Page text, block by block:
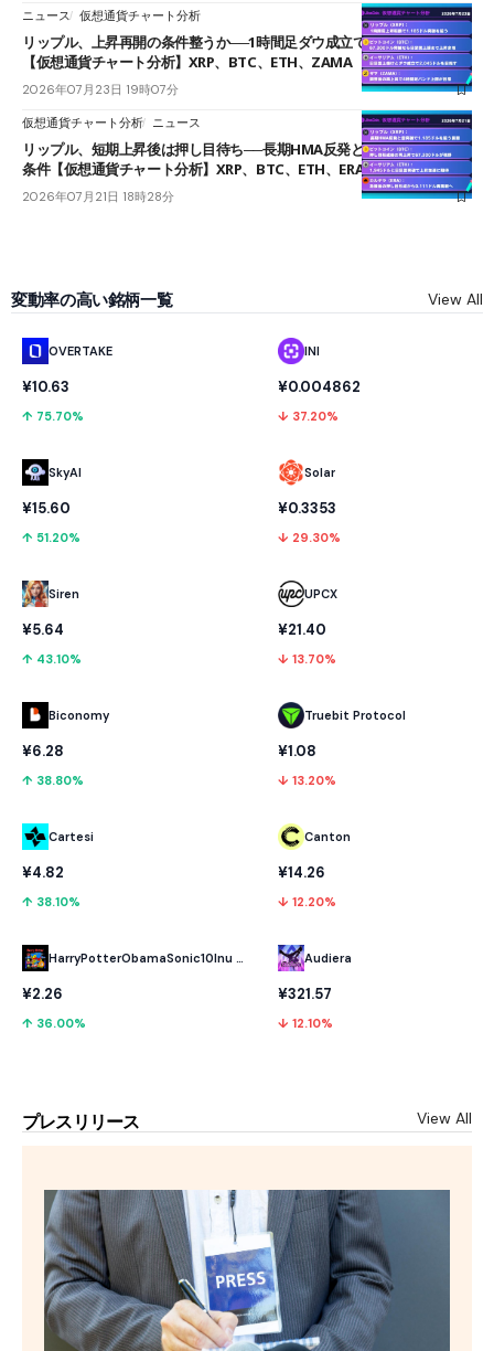
ニュース 仮想通貨チャート分析
リップル、上昇再開の条件整うか──1時間足ダウ成立で1.185ドルを狙う
【仮想通貨チャート分析】XRP、BTC、ETH、ZAMA
2026年07月23日 19時07分
仮想通貨チャート分析 ニュース
リップル、短期上昇後は押し目待ち──長期HMA反発と雲上抜けが買い
条件【仮想通貨チャート分析】XRP、BTC、ETH、ERA
2026年07月21日 18時28分
変動率の高い銘柄一覧 View All
OVERTAKE
¥10.63
↑ 75.70%
SkyAI
¥15.60
↑ 51.20%
Siren
¥5.64
↑ 43.10%
Biconomy
¥6.28
↑ 38.80%
Cartesi
¥4.82
↑ 38.10%
HarryPotterObamaSonic10Inu (ETH)
¥2.26
↑ 36.00%
INI
¥0.004862
↓ 37.20%
Solar
¥0.3353
↓ 29.30%
UPCX
¥21.40
↓ 13.70%
Truebit Protocol
¥1.08
↓ 13.20%
Canton
¥14.26
↓ 12.20%
Audiera
¥321.57
↓ 12.10%
プレスリリース View All